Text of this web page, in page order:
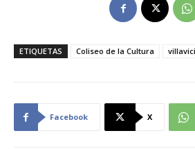
ETIQUETAS Coliseo de la Cultura
Facebook X